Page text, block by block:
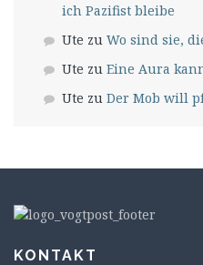
ich Pazifist bleibe
Ute zu Wo sind sie,
Ute zu Eine Aura
Ute zu Der Mob will
KONTAKT